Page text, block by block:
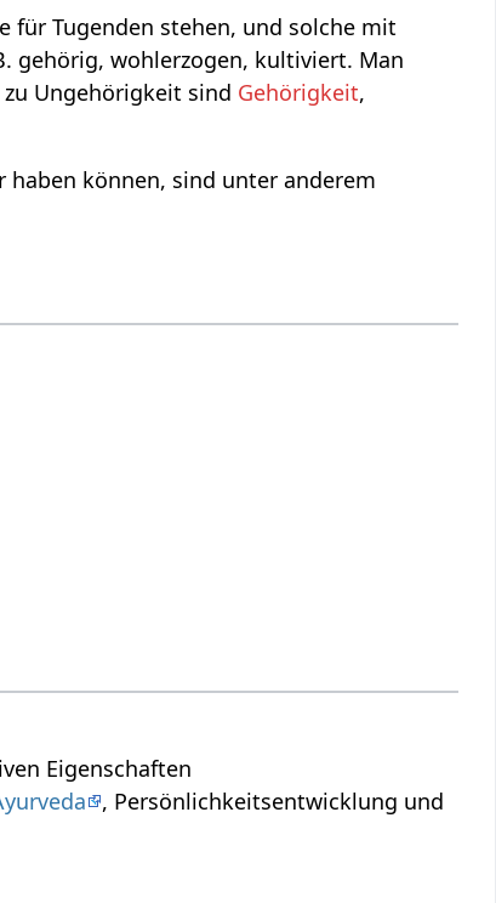
Tugenden stehen, und solche mit
gehörig, wohlerzogen, kultiviert. Man
Ungehörigkeit sind Gehörigkeit,
können, sind unter anderem
Eigenschaften
, Persönlichkeitsentwicklung und